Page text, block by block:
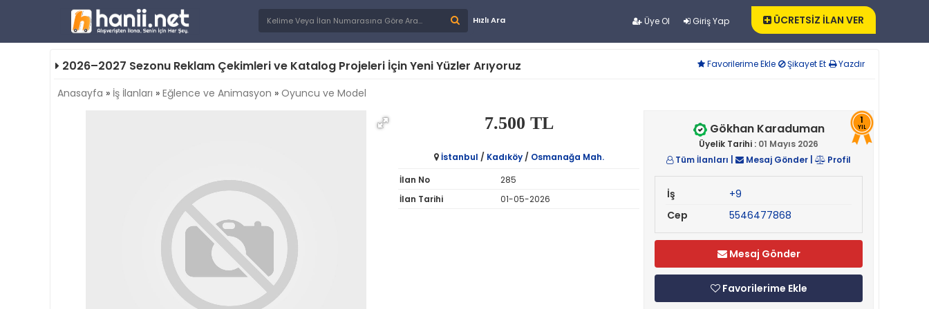
Üye Ol Giriş Yap
Hızlı Ara ÜCRETSİZ İLAN VER
2026–2027 Sezonu Reklam Çekimleri ve Katalog Projeleri İçin Yeni Yüzler Arıyoruz Favorilerime Ekle Şikayet Et Yazdır
Anasayfa » İş İlanları » Eğlence ve Animasyon » Oyuncu ve Model
7.500 TL
İstanbul / Kadıköy/ Osmanağa Mah.
İlan No
285
İlan Tarihi
01-05-2026
1
YIL
Gökhan Karaduman
Üyelik Tarihi : 01 Mayıs 2026
Tüm İlanları | Mesaj Gönder | Profil
İş
+9
Cep
5546477868
Mesaj Gönder
Favorilerime Ekle